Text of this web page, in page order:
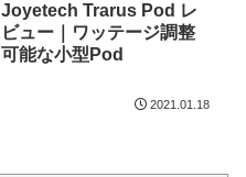
Joyetech Trarus Pod レ
ビュー｜ワッテージ調整
可能な小型Pod
2021.01.18